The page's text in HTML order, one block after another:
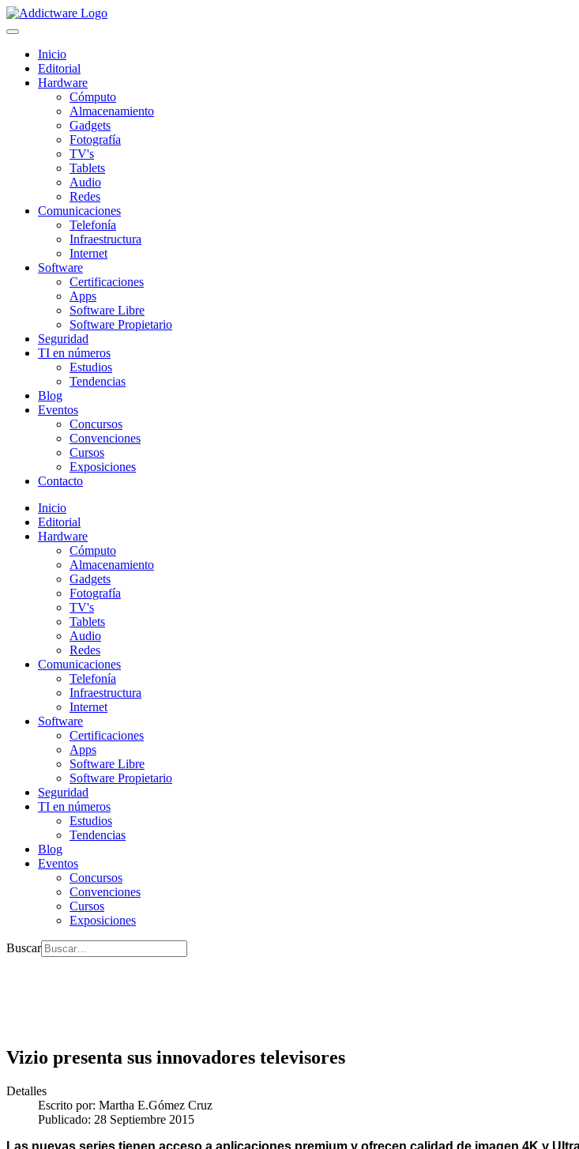
Inicio
Editorial
Hardware
Cómputo
Almacenamiento
Gadgets
Fotografía
TV's
Tablets
Audio
Redes
Comunicaciones
Telefonía
Infraestructura
Internet
Software
Certificaciones
Apps
Software Libre
Software Propietario
Seguridad
TI en números
Estudios
Tendencias
Blog
Eventos
Concursos
Convenciones
Cursos
Exposiciones
Contacto
Inicio
Editorial
Hardware
Cómputo
Almacenamiento
Gadgets
Fotografía
TV's
Tablets
Audio
Redes
Comunicaciones
Telefonía
Infraestructura
Internet
Software
Certificaciones
Apps
Software Libre
Software Propietario
Seguridad
TI en números
Estudios
Tendencias
Blog
Eventos
Concursos
Convenciones
Cursos
Exposiciones
Buscar
Vizio presenta sus innovadores televisores
Detalles
Escrito por: Martha E.Gómez Cruz
Publicado: 28 Septiembre 2015
Las nuevas series tienen acceso a aplicaciones premium y ofrecen calidad de imagen 4K y